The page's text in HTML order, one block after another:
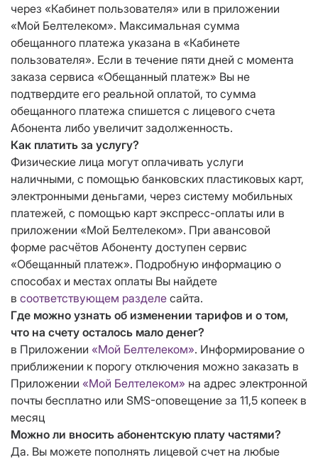
через «Кабинет пользователя» или в приложении
«Мой Белтелеком». Максимальная сумма
обещанного платежа указана в «Кабинете
пользователя». Если в течение пяти дней с момента
заказа сервиса «Обещанный платеж» Вы не
подтвердите его реальной оплатой, то сумма
обещанного платежа спишется с лицевого счета
Абонента либо увеличит задолженность.
Как платить за услугу?
Физические лица могут оплачивать услуги
наличными, с помощью банковских пластиковых карт,
электронными деньгами, через систему мобильных
платежей, с помощью карт экспресс-оплаты или в
приложении «Мой Белтелеком». При авансовой
форме расчётов Абоненту доступен сервис
«Обещанный платеж». Подробную информацию о
способах и местах оплаты Вы найдете
в соответствующем разделе сайта.
Где можно узнать об изменении тарифов и о том,
что на счету осталось мало денег?
в Приложении «Мой Белтелеком». Информирование о
приближении к порогу отключения можно заказать в
Приложении «Мой Белтелеком» на адрес электронной
почты бесплатно или SMS-оповещение за 11,5 копеек в
месяц
Можно ли вносить абонентскую плату частями?
Да. Вы можете пополнять лицевой счет на любые